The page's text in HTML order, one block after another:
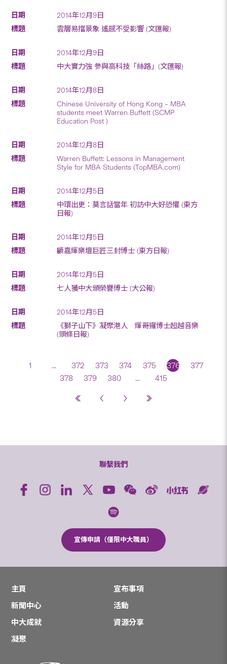
2014年12月9日
雲層易擋景象 遙感不受影響 (文匯報)
2014年12月9日
中大實力強 參與高科技「絲路」(文匯報)
2014年12月8日
Chinese University of Hong Kong – MBA
students meet Warren Buffett (SCMP
Education Post )
2014年12月8日
Warren Buffett: Lessons in Management
Style for MBA Students (TopMBA.com)
2014年12月5日
中環出更：莫言話當年 初訪中大好恐懼 (東方
日報)
2014年12月5日
顧嘉煇樂壇巨匠三封博士 (東方日報)
2014年12月5日
七人獲中大頒榮譽博士 (大公報)
2014年12月5日
《獅子山下》凝聚港人 煇哥攞博士超越音樂
(頭條日報)
1 ... 372 373 374 375 376
377
378
379 380 ... 415
聯繫我們
宣傳申請（僅限中大職員）
主頁
宣布事項
新聞中心
活動
中大成就
資源分享
凝聚